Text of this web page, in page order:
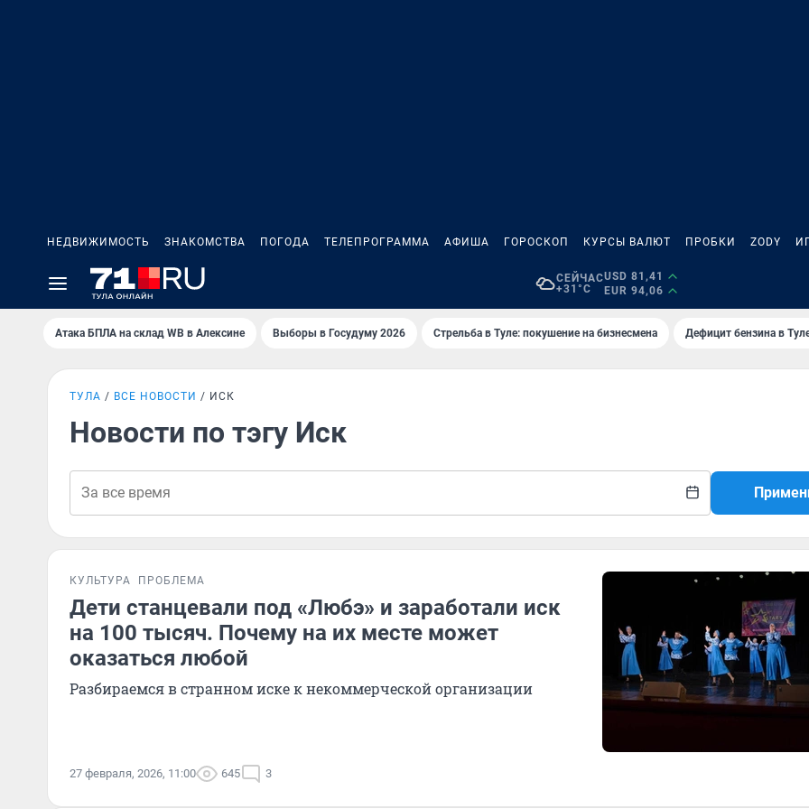
НЕДВИЖИМОСТЬ ЗНАКОМСТВА ПОГОДА ТЕЛЕПРОГРАММА АФИША ГОРОСКОП КУРСЫ ВАЛЮТ ПРОБКИ ZODY
СЕЙЧАС
+31°C
USD 81,41
EUR 94,06
Атака БПЛА на склад WB в Алексине Выборы в Госудуму 2026 Стрельба в Туле: покушение на бизнесмена Дефицит бензина в
ТУЛА ВСЕ НОВОСТИ ИСК
Новости по тэгу Иск
КУЛЬТУРА ПРОБЛЕМА
Дети станцевали под «Любэ» и заработали иск
на 100 тысяч. Почему на их месте может
оказаться любой
Разбираемся в странном иске к некоммерческой организации
27 февраля, 2026, 11:00 645 3